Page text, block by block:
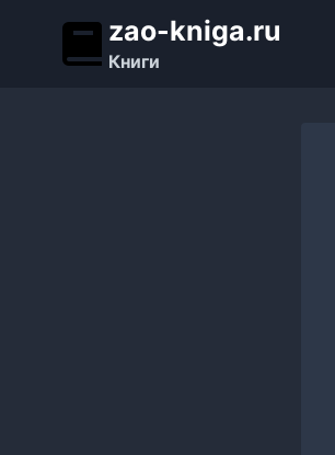
содержимому
zao-kniga.ru
Книги